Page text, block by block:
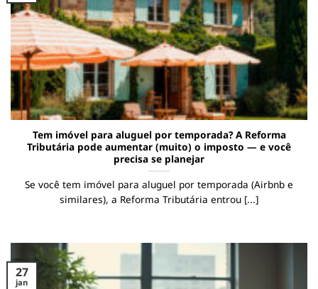
Tem imóvel para aluguel por temporada? A Reforma
Tributária pode aumentar (muito) o imposto — e você
precisa se planejar
Se você tem imóvel para aluguel por temporada (Airbnb e
similares), a Reforma Tributária entrou [...]
27
jan